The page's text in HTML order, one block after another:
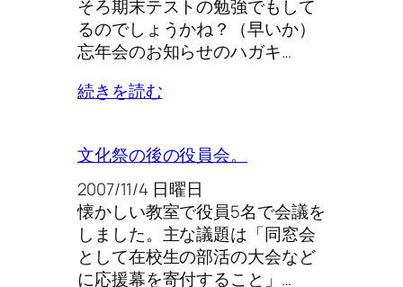
そろ期末テストの勉強でもして
るのでしょうかね？（早いか）
忘年会のお知らせのハガキ…
続きを読む
文化祭の後の役員会。
2007/11/4 日曜日
懐かしい教室で役員5名で会議を
しました。主な議題は「同窓会
として在校生の部活の大会など
に応援幕を寄付すること」…